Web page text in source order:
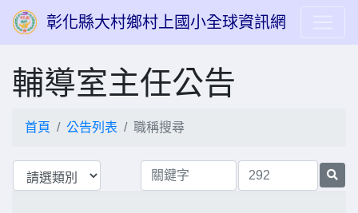
彰化縣大村鄉村上國小全球資訊網
輔導室主任公告
首頁 公告列表 職稱搜尋